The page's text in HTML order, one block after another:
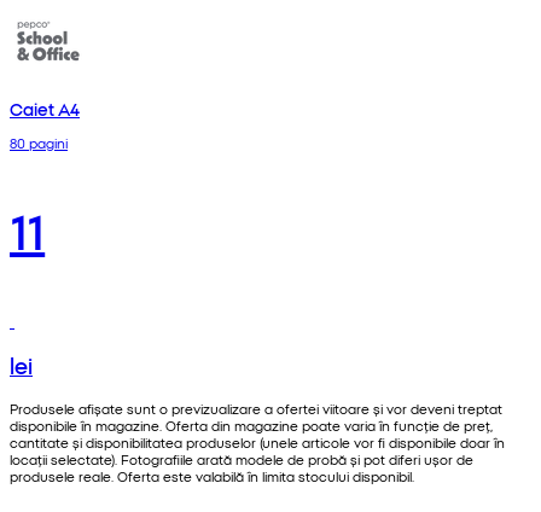
Caiet A4
80 pagini
11
lei
Produsele afișate sunt o previzualizare a ofertei viitoare și vor deveni treptat
disponibile în magazine. Oferta din magazine poate varia în funcție de preț,
cantitate și disponibilitatea produselor (unele articole vor fi disponibile doar în
locații selectate). Fotografiile arată modele de probă și pot diferi ușor de
produsele reale. Oferta este valabilă în limita stocului disponibil.